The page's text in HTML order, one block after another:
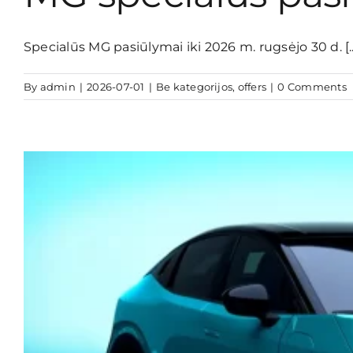
Specialūs MG pasiūlymai iki 2026 m. rugsėjo 30 d.
By admin | 2026-07-01 | Be kategorijos, offers | 0 Comments